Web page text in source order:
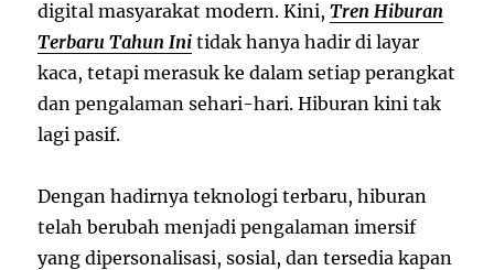
digital masyarakat modern. Kini,Tren Hiburan
Terbaru Tahun Ini tidak hanya hadir di layar
kaca, tetapi merasuk ke dalam setiap perangkat
dan pengalaman sehari-hari. Hiburan kini tak
lagi pasif.
Dengan hadirnya teknologi terbaru, hiburan
telah berubah menjadi pengalaman imersif
yang dipersonalisasi, sosial, dan tersedia kapan